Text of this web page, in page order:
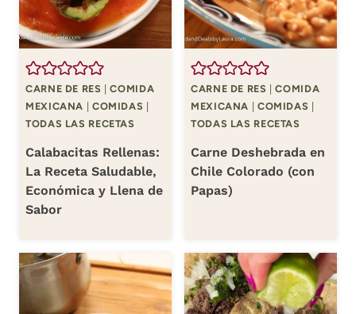
CARNE DE RES |COMIDA
MEXICANA
COMIDAS
TODAS LAS RECETAS
Calabacitas Rellenas:
La Receta Saludable,
Económica y Llena de
Sabor
CARNE DE RES |COMIDA
MEXICANA
COMIDAS
TODAS LAS RECETAS
Carne Deshebrada en
Chile Colorado (con
Papas)